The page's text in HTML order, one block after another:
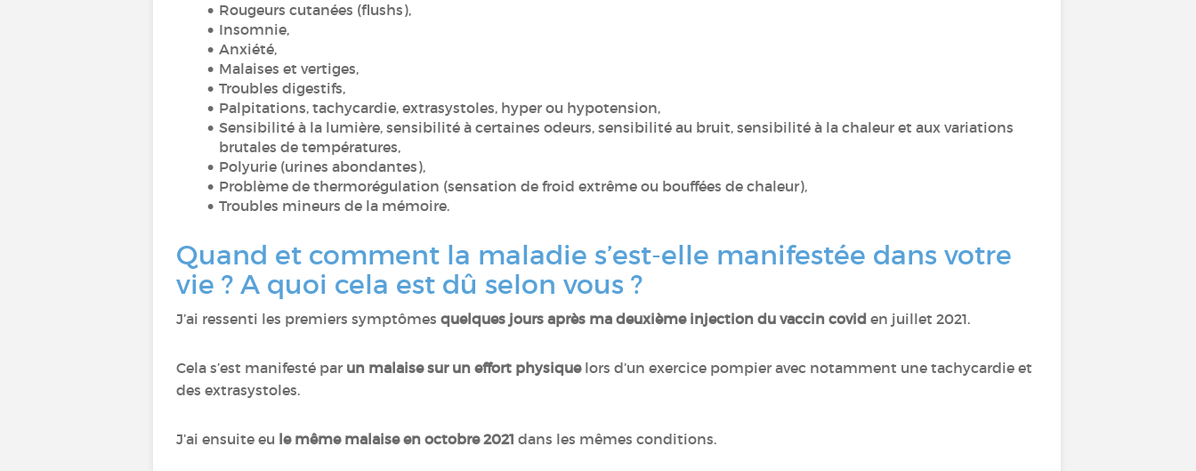
Rougeurs cutanées (flushs),
Insomnie,
Anxiété,
Malaises et vertiges,
Troubles digestifs,
Palpitations, tachycardie, extrasystoles, hyper ou hypotension,
Sensibilité à la lumière, sensibilité à certaines odeurs, sensibilité au bruit, sensibilité à la chaleur et aux variations
brutales de températures,
Polyurie (urines abondantes),
Problème de thermorégulation (sensation de froid extrême ou bouffées de chaleur),
Troubles mineurs de la mémoire.
Quand et comment la maladie s’est-elle manifestée dans votre
vie ? A quoi cela est dû selon vous ?
J’ai ressenti les premiers symptômes quelques jours après ma deuxième injection du vaccin covid en juillet 2021.
Cela s’est manifesté par un malaise sur un effort physiquelors d’un exercice pompier avec notamment une tachycardie et
des extrasystoles.
J’ai ensuite eu le même malaise en octobre 2021 dans les mêmes conditions.